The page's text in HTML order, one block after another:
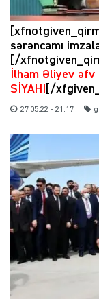
sərəncamı
[/
İlham Əliyev əfv
SİYAHI
[/
27.05.22 - 21:17